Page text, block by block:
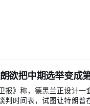
欲把中期选举变成
报》称，德黑兰正设计一
判时间表，试图让特朗普